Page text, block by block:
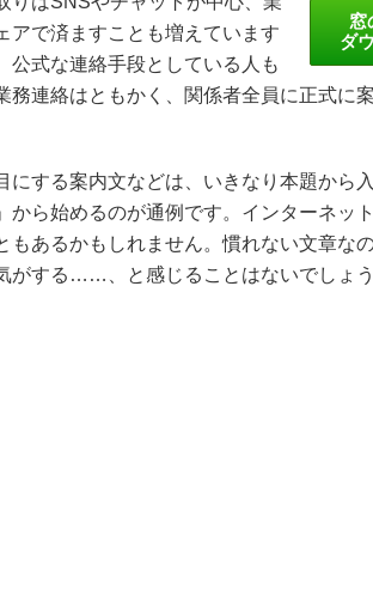
窓
ダ
アで済ますことも増えています
公式な連絡手段としている人も
務連絡はともかく、関係者全員に正式に
する案内文などは、いきなり本題から
から始めるのが通例です。インターネッ
もあるかもしれません。慣れない文章な
がする……、と感じることはないでしょう